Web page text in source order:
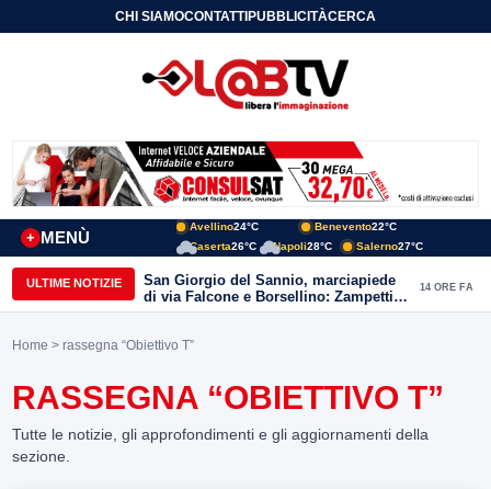
CHI SIAMOCONTATTIPUBBLICITÀCERCA
MENÙ
+
Avellino24°C Benevento22°C
Caserta26°C Napoli28°C Salerno27°C
ULTIME NOTIZIE
San Giorgio del Sannio, marciapiede
di via Falcone e Borsellino: Zampetti e
Lombardi replicano alle polemiche
14 ORE FA
Home > rassegna “Obiettivo T”
RASSEGNA “OBIETTIVO T”
Tutte le notizie, gli approfondimenti e gli aggiornamenti della
sezione.